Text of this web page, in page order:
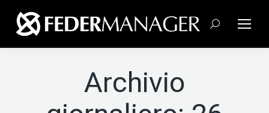
Cerca:
Archivio